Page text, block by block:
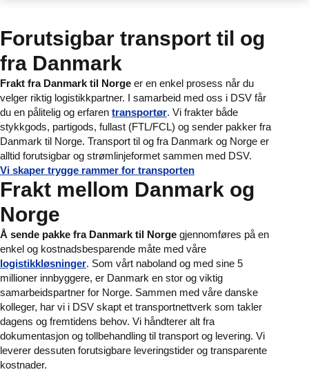
Forutsigbar transport til og
fra Danmark
Frakt fra Danmark til Norge er en enkel prosess når du
velger riktig logistikkpartner. I samarbeid med oss i DSV får
du en pålitelig og erfaren transportør. Vi frakter både
stykkgods, partigods, fullast (FTL/FCL) og sender pakker fra
Danmark til Norge. Transport til og fra Danmark og Norge er
alltid forutsigbar og strømlinjeformet sammen med DSV.
Vi skaper trygge rammer for transporten
Frakt mellom Danmark og
Norge
Å sende pakke fra Danmark til Norge gjennomføres på en
enkel og kostnadsbesparende måte med våre
logistikkløsninger. Som vårt naboland og med sine 5
millioner innbyggere, er Danmark en stor og viktig
samarbeidspartner for Norge. Sammen med våre danske
kolleger, har vi i DSV skapt et transportnettverk som takler
dagens og fremtidens behov. Vi håndterer alt fra
dokumentasjon og tollbehandling til transport og levering. Vi
leverer dessuten forutsigbare leveringstider og transparente
kostnader.